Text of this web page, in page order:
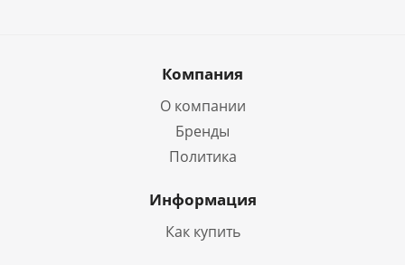
Компания
О компании
Бренды
Политика
Информация
Как купить